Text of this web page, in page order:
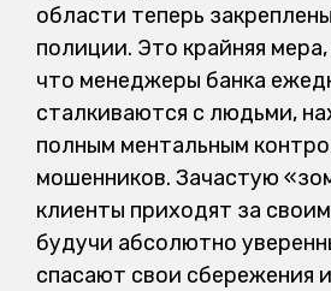
области теперь
полиции. Это крайняя
что менеджеры банка
сталкиваются с людьми,
полным ментальным
мошенников. Зачастую
клиенты приходят за
будучи абсолютно
спасают свои сбережения